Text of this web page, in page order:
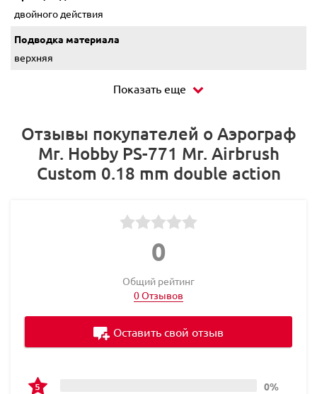
двойного действия
Подводка материала
верхняя
Показать еще
Отзывы покупателей о Аэрограф
Mr. Hobby PS-771 Mr. Airbrush
Custom 0.18 mm double action
0
Общий рейтинг
0 Отзывов
0%
Оставить свой отзыв